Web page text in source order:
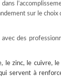
sur le choix
des
le zinc, le cuivre,
servent à